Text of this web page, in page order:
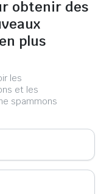
obtenir des
plus
les
et les
spammons